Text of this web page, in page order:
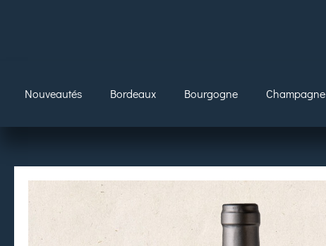
Nouveautés Bordeaux Bourgogne Champagne